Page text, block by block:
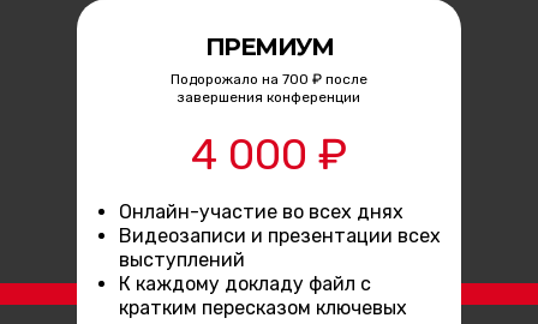
Онлайн-участие во всех днях
Видеозаписи и презентации всех
выступлений
К каждому докладу файл с
кратким пересказом ключевых
4 000 ₽
Подорожало на 700 ₽ после
завершения конференции
ПРЕМИУМ